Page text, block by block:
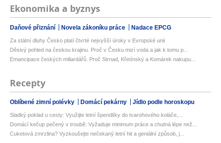
Ekonomika a byznys
Daňové přiznání Novela zákoníku práce Nadace EPCG
Za státní dluhy Česko platí čtvrté nejvyšší úroky v Evropské unii
Děsivý pohled na českou krajinu. Proč v Česku mizí voda a jak k tomu p...
Emancipace českých miliardářů. Proč Strnad, Křetínský a Komárek nakupu...
Recepty
Oblíbené zimní polévky Domácí pekárny Jídlo podle horoskopu
Sladký poklad u cesty: Využijte letní špendlíky do tvarohového koláče,...
Domácí kečup pečený v troubě: Vyžaduje minimum práce a chutná lépe než...
Cuketová zmrzlina? Vyzkoušejte nečekaný letní hit a geniální způsob, j...